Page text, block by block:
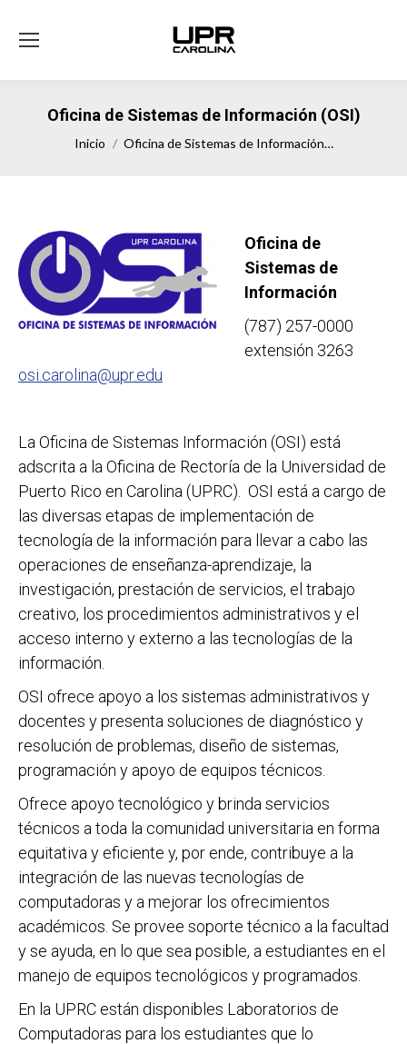
Oficina de Sistemas de Información (OSI)
Estás aquí:
Inicio Oficina de Sistemas de Información…
Oficina de
Sistemas de
Información
(787) 257-0000
extensión 3263
osi.carolina@upr.edu
La Oficina de Sistemas Información (OSI) está
adscrita a la Oficina de Rectoría de la Universidad de
Puerto Rico en Carolina (UPRC). OSI está a cargo de
las diversas etapas de implementación de
tecnología de la información para llevar a cabo las
operaciones de enseñanza-aprendizaje, la
investigación, prestación de servicios, el trabajo
creativo, los procedimientos administrativos y el
acceso interno y externo a las tecnologías de la
información.
OSI ofrece apoyo a los sistemas administrativos y
docentes y presenta soluciones de diagnóstico y
resolución de problemas, diseño de sistemas,
programación y apoyo de equipos técnicos.
Ofrece apoyo tecnológico y brinda servicios
técnicos a toda la comunidad universitaria en forma
equitativa y eficiente y, por ende, contribuye a la
integración de las nuevas tecnologías de
computadoras y a mejorar los ofrecimientos
académicos. Se provee soporte técnico a la facultad
y se ayuda, en lo que sea posible, a estudiantes en el
manejo de equipos tecnológicos y programados.
En la UPRC están disponibles Laboratorios de
Computadoras para los estudiantes que lo